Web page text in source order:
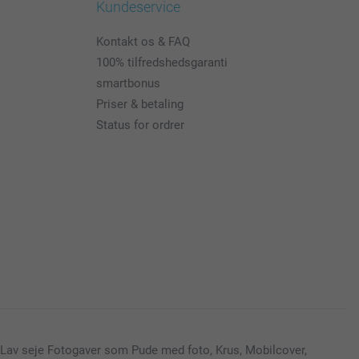
Kundeservice
Kontakt os & FAQ
100% tilfredshedsgaranti
smartbonus
Priser & betaling
Status for ordrer
Lav seje Fotogaver som Pude med foto, Krus, Mobilcover,